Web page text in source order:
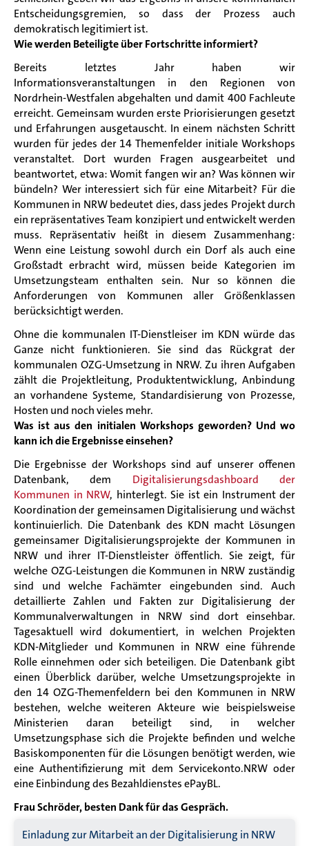
Entscheidungsgremien, so dass der Prozess auch
demokratisch legitimiert ist.
Wie werden Beteiligte über Fortschritte informiert?
Bereits letztes Jahr haben wir
Informationsveranstaltungen in den Regionen von
Nordrhein-Westfalen abgehalten und damit 400 Fachleute
erreicht. Gemeinsam wurden erste Priorisierungen gesetzt
und Erfahrungen ausgetauscht. In einem nächsten Schritt
wurden für jedes der 14 Themenfelder initiale Workshops
veranstaltet. Dort wurden Fragen ausgearbeitet und
beantwortet, etwa: Womit fangen wir an? Was können wir
bündeln? Wer interessiert sich für eine Mitarbeit? Für die
Kommunen in NRW bedeutet dies, dass jedes Projekt durch
ein repräsentatives Team konzipiert und entwickelt werden
muss. Repräsentativ heißt in diesem Zusammenhang:
Wenn eine Leistung sowohl durch ein Dorf als auch eine
Großstadt erbracht wird, müssen beide Kategorien im
Umsetzungsteam enthalten sein. Nur so können die
Anforderungen von Kommunen aller Größenklassen
berücksichtigt werden.
Ohne die kommunalen IT-Dienstleiser im KDN würde das
Ganze nicht funktionieren. Sie sind das Rückgrat der
kommunalen OZG-Umsetzung in NRW. Zu ihren Aufgaben
zählt die Projektleitung, Produktentwicklung, Anbindung
an vorhandene Systeme, Standardisierung von Prozesse,
Hosten und noch vieles mehr.
Was ist aus den initialen Workshops geworden? Und wo
kann ich die Ergebnisse einsehen?
Die Ergebnisse der Workshops sind auf unserer offenen
Datenbank, dem Digitalisierungsdashboard der
Kommunen in NRW, hinterlegt. Sie ist ein Instrument der
Koordination der gemeinsamen Digitalisierung und wächst
kontinuierlich. Die Datenbank des KDN macht Lösungen
gemeinsamer Digitalisierungsprojekte der Kommunen in
NRW und ihrer IT-Dienstleister öffentlich. Sie zeigt, für
welche OZG-Leistungen die Kommunen in NRW zuständig
sind und welche Fachämter eingebunden sind. Auch
detaillierte Zahlen und Fakten zur Digitalisierung der
Kommunalverwaltungen in NRW sind dort einsehbar.
Tagesaktuell wird dokumentiert, in welchen Projekten
KDN-Mitglieder und Kommunen in NRW eine führende
Rolle einnehmen oder sich beteiligen. Die Datenbank gibt
einen Überblick darüber, welche Umsetzungsprojekte in
den 14 OZG-Themenfeldern bei den Kommunen in NRW
bestehen, welche weiteren Akteure wie beispielsweise
Ministerien daran beteiligt sind, in welcher
Umsetzungsphase sich die Projekte befinden und welche
Basiskomponenten für die Lösungen benötigt werden, wie
eine Authentifizierung mit dem Servicekonto.NRW oder
eine Einbindung des Bezahldienstes ePayBL.
Frau Schröder, besten Dank für das Gespräch.
Einladung zur Mitarbeit an der Digitalisierung in NRW